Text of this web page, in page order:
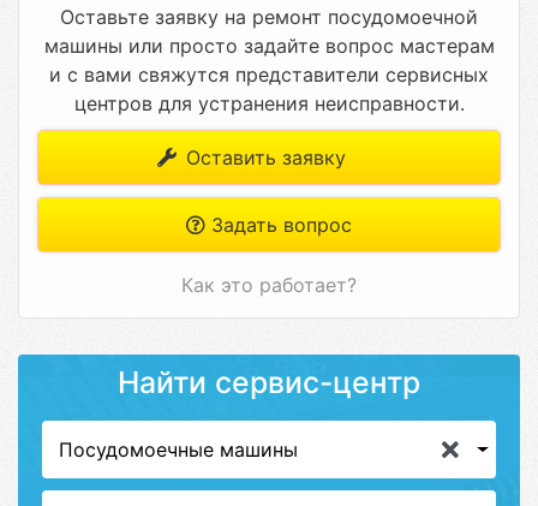
Оставьте заявку на ремонт посудомоечной
машины или просто задайте вопрос мастерам
и с вами свяжутся представители сервисных
центров для устранения неисправности.
Оставить заявку
Задать вопрос
Как это работает?
Найти сервис-центр
Посудомоечные машины